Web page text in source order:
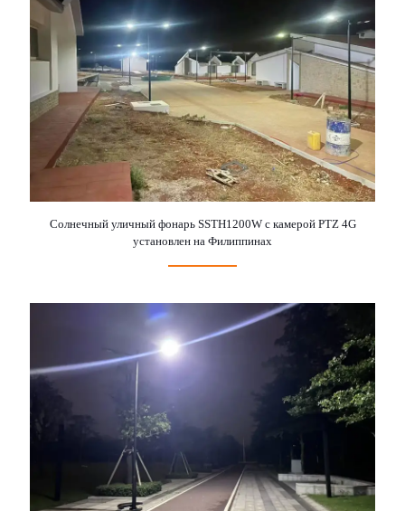
Солнечный уличный фонарь SSTH1200W с камерой PTZ 4G
установлен на Филиппинах